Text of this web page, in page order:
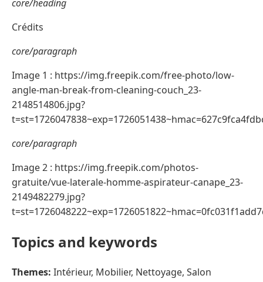
core/heading
Crédits
core/paragraph
Image 1 : https://img.freepik.com/free-photo/low-
angle-man-break-from-cleaning-couch_23-
2148514806.jpg?
core/paragraph
Image 2 : https://img.freepik.com/photos-
gratuite/vue-laterale-homme-aspirateur-canape_23-
2149482279.jpg?
Topics and keywords
Themes: Intérieur, Mobilier, Nettoyage, Salon